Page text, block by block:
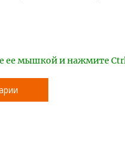
ее мышкой и нажмите